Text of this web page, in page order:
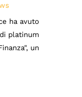
ha avuto
platinum
un